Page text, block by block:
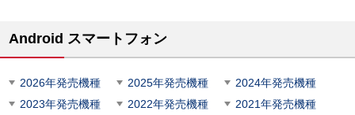
Android スマートフォン
2026年発売機種 2025年発売機種
2024年発売機種
2023年発売機種
2022年発売機種
2021年発売機種